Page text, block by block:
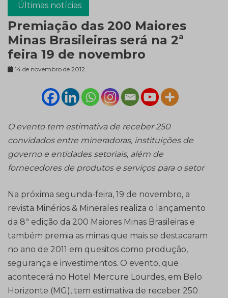
Últimas notícias
Premiação das 200 Maiores
Minas Brasileiras será na 2ª
feira 19 de novembro
14 de novembro de 2012
O evento tem estimativa de receber 250
convidados entre mineradoras, instituições de
governo e entidades setoriais, além de
fornecedores de produtos e serviços para o setor
Na próxima segunda-feira, 19 de novembro, a
revista Minérios & Minerales realiza o lançamento
da 8ª edição da 200 Maiores Minas Brasileiras e
também premia as minas que mais se destacaram
no ano de 2011 em quesitos como produção,
segurança e investimentos. O evento, que
acontecerá no Hotel Mercure Lourdes, em Belo
Horizonte (MG), tem estimativa de receber 250